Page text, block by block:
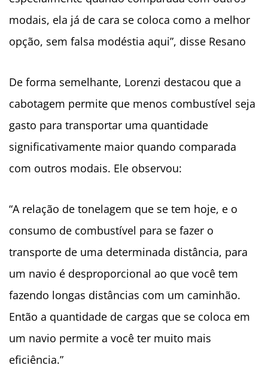
modais, ela já de cara se coloca como a melhor
opção, sem falsa modéstia aqui”, disse Resano
De forma semelhante, Lorenzi destacou que a
cabotagem permite que menos combustível seja
gasto para transportar uma quantidade
significativamente maior quando comparada
com outros modais. Ele observou:
“A relação de tonelagem que se tem hoje, e o
consumo de combustível para se fazer o
transporte de uma determinada distância, para
um navio é desproporcional ao que você tem
fazendo longas distâncias com um caminhão.
Então a quantidade de cargas que se coloca em
um navio permite a você ter muito mais
eficiência.”